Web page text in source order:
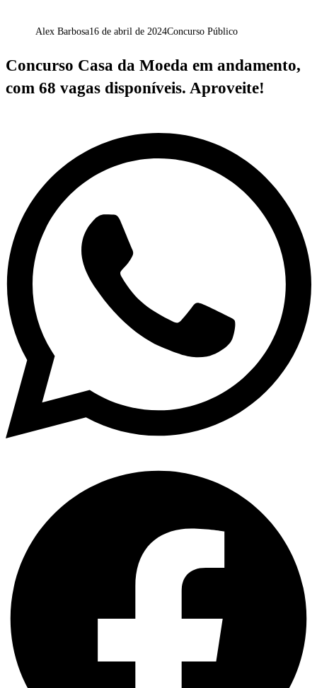
Alex Barbosa16 de abril de 2024Concurso Público
Concurso Casa da Moeda em andamento,
com 68 vagas disponíveis. Aproveite!